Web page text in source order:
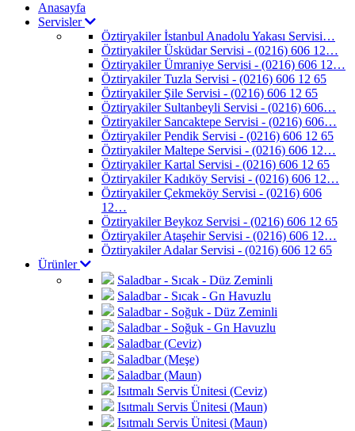
Anasayfa
Servisler
Öztiryakiler İstanbul Anadolu Yakası Servisi…
Öztiryakiler Üsküdar Servisi - (0216) 606 12…
Öztiryakiler Ümraniye Servisi - (0216) 606 12…
Öztiryakiler Tuzla Servisi - (0216) 606 12 65
Öztiryakiler Şile Servisi - (0216) 606 12 65
Öztiryakiler Sultanbeyli Servisi - (0216) 606…
Öztiryakiler Sancaktepe Servisi - (0216) 606…
Öztiryakiler Pendik Servisi - (0216) 606 12 65
Öztiryakiler Maltepe Servisi - (0216) 606 12…
Öztiryakiler Kartal Servisi - (0216) 606 12 65
Öztiryakiler Kadıköy Servisi - (0216) 606 12…
Öztiryakiler Çekmeköy Servisi - (0216) 606
12…
Öztiryakiler Beykoz Servisi - (0216) 606 12 65
Öztiryakiler Ataşehir Servisi - (0216) 606 12…
Öztiryakiler Adalar Servisi - (0216) 606 12 65
Ürünler
Saladbar - Sıcak - Düz Zeminli
Saladbar - Sıcak - Gn Havuzlu
Saladbar - Soğuk - Düz Zeminli
Saladbar - Soğuk - Gn Havuzlu
Saladbar (Ceviz)
Saladbar (Meşe)
Saladbar (Maun)
Isıtmalı Servis Ünitesi (Ceviz)
Isıtmalı Servis Ünitesi (Maun)
Isıtmalı Servis Ünitesi (Maun)